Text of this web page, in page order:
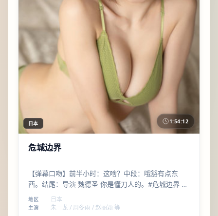
日本 1:54:12
危城边界
【弹幕口吻】前半小时：这啥？中段：哦豁有点东
西。结尾：导演 魏德圣 你是懂刀人的。#危城边界 #
朱一龙名场面预定
地区 日本
主演
朱一龙 / 周冬雨 / 赵丽颖 等